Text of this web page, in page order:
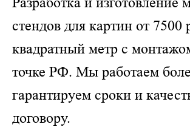
стендов для картин от 7500
квадратный метр с
точке РФ. Мы работаем
гарантируем сроки и
договору.